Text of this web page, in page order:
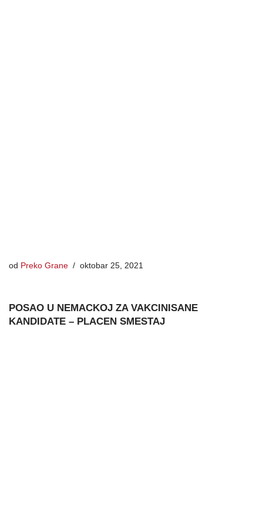
od Preko Grane oktobar 25, 2021
POSAO U NEMACKOJ ZA VAKCINISANE
KANDIDATE – PLACEN SMESTAJ